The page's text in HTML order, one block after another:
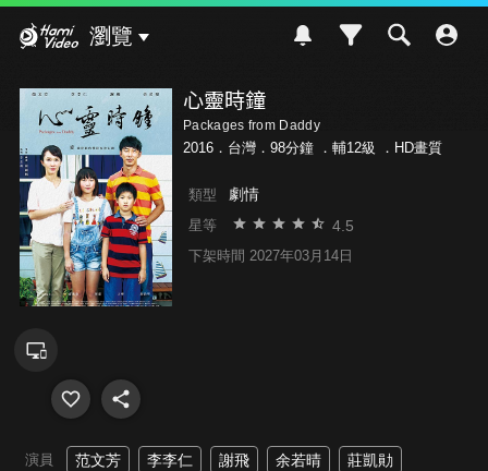
瀏覽
心靈時鐘
Packages from Daddy
2016．台灣．98分鐘 ． 輔12級 ．HD畫質
類型 劇情
星等 4.5
下架時間 2027年03月14日
演員 范文芳 李李仁 謝飛 余若晴 莊凱勛